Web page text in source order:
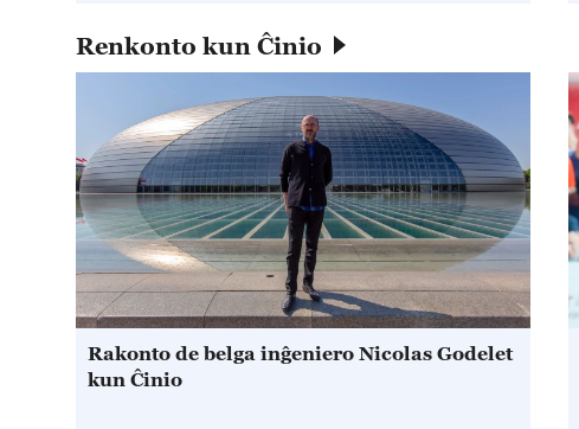
Renkonto kun Ĉinio
Rakonto de belga inĝeniero Nicolas Godelet
kun Ĉinio